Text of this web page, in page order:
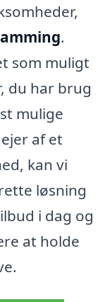
.
som muligt
du har brug
mulige
af et
kan vi
løsning
i dag og
at holde